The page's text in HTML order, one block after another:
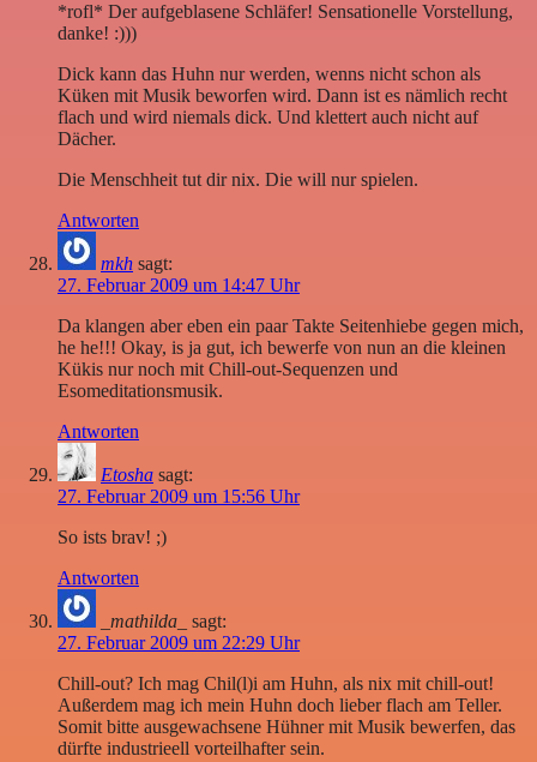
*rofl* Der aufgeblasene Schläfer! Sensationelle Vorstellung,
danke! :)))
Dick kann das Huhn nur werden, wenns nicht schon als
Küken mit Musik beworfen wird. Dann ist es nämlich recht
flach und wird niemals dick. Und klettert auch nicht auf
Dächer.
Die Menschheit tut dir nix. Die will nur spielen.
Antworten
mkh sagt:
27. Februar 2009 um 14:47 Uhr
Da klangen aber eben ein paar Takte Seitenhiebe gegen mich,
he he!!! Okay, is ja gut, ich bewerfe von nun an die kleinen
Kükis nur noch mit Chill-out-Sequenzen und
Esomeditationsmusik.
Antworten
Etosha sagt:
27. Februar 2009 um 15:56 Uhr
So ists brav! ;)
Antworten
_mathilda_
sagt:
27. Februar 2009 um 22:29 Uhr
Chill-out? Ich mag Chil(l)i am Huhn, als nix mit chill-out!
Außerdem mag ich mein Huhn doch lieber flach am Teller.
Somit bitte ausgewachsene Hühner mit Musik bewerfen, das
dürfte industrieell vorteilhafter sein.